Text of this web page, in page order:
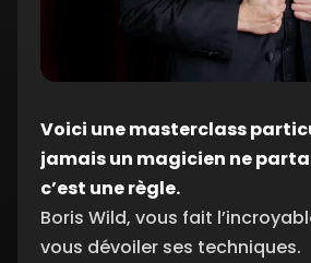
L’importance de l’émotion
Comment apporter de la
dans vos tours
Illusion VS perception
Voici une masterclass
jamais un magicien ne
c’est une règle.
Boris Wild, vous fait
vous dévoiler ses techniques.